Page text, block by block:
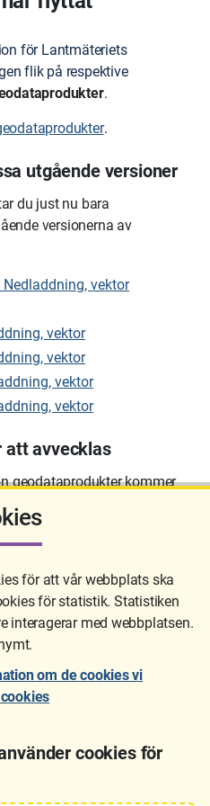
för Lantmäteriets
flik på respektive
.
.
utgående versioner
du just nu bara
versionerna av
vektor
vektor
vektor
vektor
vektor
att avvecklas
geodataprodukter kommer
06-10 12:58
för att vår webbplats ska
för statistik. Statistiken
interagerar med webbplatsen.
om de cookies vi
cookies för
kartlägger Sverige. Till våra